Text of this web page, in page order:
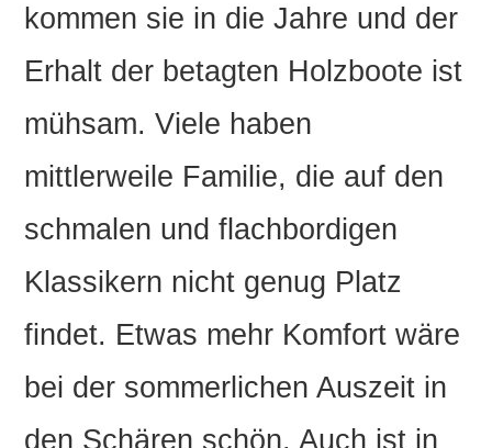
kommen sie in die Jahre und der
Erhalt der betagten Holzboote ist
mühsam. Viele haben
mittlerweile Familie, die auf den
schmalen und flachbordigen
Klassikern nicht genug Platz
findet. Etwas mehr Komfort wäre
bei der sommerlichen Auszeit in
den Schären schön. Auch ist in